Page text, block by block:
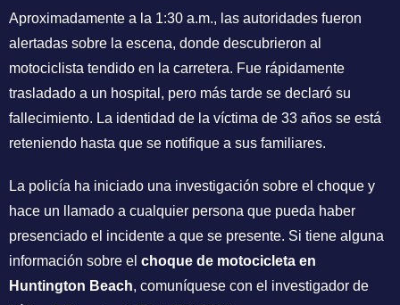
Aproximadamente a la 1:30 a.m., las autoridades fueron
alertadas sobre la escena, donde descubrieron al
motociclista tendido en la carretera. Fue rápidamente
trasladado a un hospital, pero más tarde se declaró su
fallecimiento. La identidad de la víctima de 33 años se está
reteniendo hasta que se notifique a sus familiares.
La policía ha iniciado una investigación sobre el choque y
hace un llamado a cualquier persona que pueda haber
presenciado el incidente a que se presente. Si tiene alguna
información sobre el choque de motocicleta en
Huntington Beach, comuníquese con el investigador de